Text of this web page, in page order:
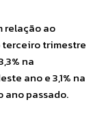
relação ao
terceiro trimestre
na
ano e 3,1% na
ano passado.